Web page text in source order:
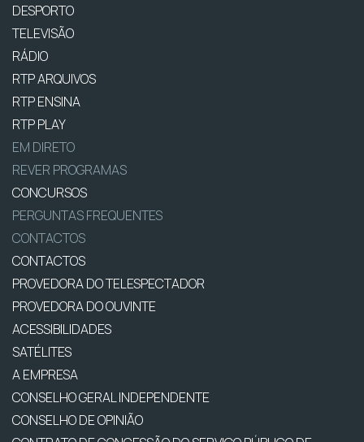
DESPORTO
TELEVISÃO
RÁDIO
RTP ARQUIVOS
RTP ENSINA
RTP PLAY
EM DIRETO
REVER PROGRAMAS
CONCURSOS
PERGUNTAS FREQUENTES
CONTACTOS
CONTACTOS
PROVEDORA DO TELESPECTADOR
PROVEDORA DO OUVINTE
ACESSIBILIDADES
SATÉLITES
A EMPRESA
CONSELHO GERAL INDEPENDENTE
CONSELHO DE OPINIÃO